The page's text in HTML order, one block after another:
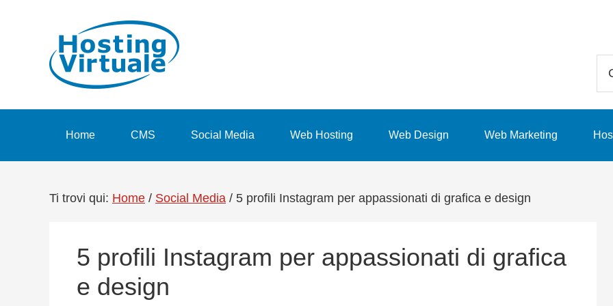
navigazione
contenuto
principale
Home CMS Social Media Web Hosting Web Design Web Marketing
Ti trovi qui: Home / Social Media / 5 profili Instagram per appassionati di grafica e design
5 profili Instagram per appassionati di grafica
e design